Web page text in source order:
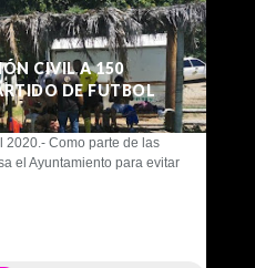
CIVIL A 150
DE FUTBOL
2020.- Como parte de las
el Ayuntamiento para evitar